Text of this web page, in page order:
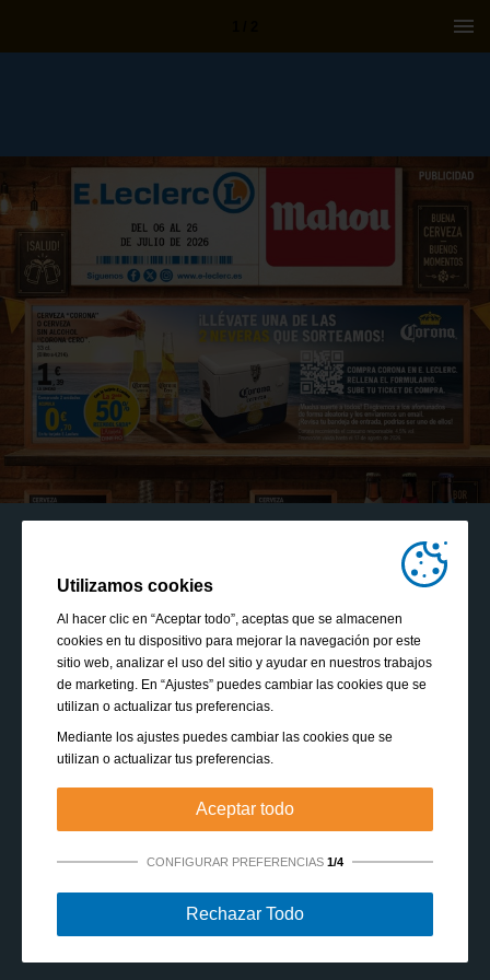
VOLVER A WWW-E-LECLERC.ES
Utilizamos cookies
Al hacer clic en “Aceptar todo”, aceptas que se almacenen
cookies en tu dispositivo para mejorar la navegación por este
sitio web, analizar el uso del sitio y ayudar en nuestros trabajos
de marketing. En “Ajustes” puedes cambiar las cookies que se
utilizan o actualizar tus preferencias.
Mediante los ajustes puedes cambiar las cookies que se
utilizan o actualizar tus preferencias.
Aceptar todo
CONFIGURAR PREFERENCIAS 1/4
Estrictamente necesarias:
Estas cookies son esenciales
Rechazar Todo